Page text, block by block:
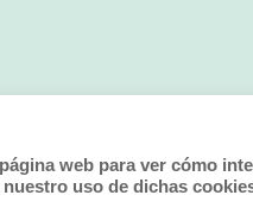
web para ver cómo
uso de dichas